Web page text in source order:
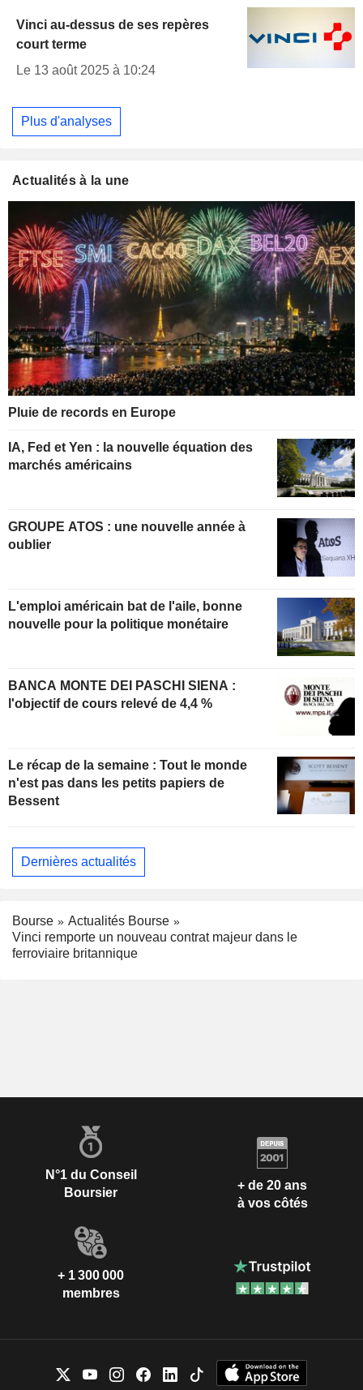
Vinci au-dessus de ses repères
court terme
Le 13 août 2025 à 10:24
Plus d'analyses
Actualités à la une
Pluie de records en Europe
IA, Fed et Yen : la nouvelle équation des
marchés américains
GROUPE ATOS : une nouvelle année à
oublier
L'emploi américain bat de l'aile, bonne
nouvelle pour la politique monétaire
BANCA MONTE DEI PASCHI SIENA :
l'objectif de cours relevé de 4,4 %
Le récap de la semaine : Tout le monde
n'est pas dans les petits papiers de
Bessent
Dernières actualités
Bourse
Actualités Bourse
Vinci remporte un nouveau contrat majeur dans le
ferroviaire britannique
N°1 du Conseil
Boursier
+ de 20 ans
à vos côtés
+ 1 300 000
membres